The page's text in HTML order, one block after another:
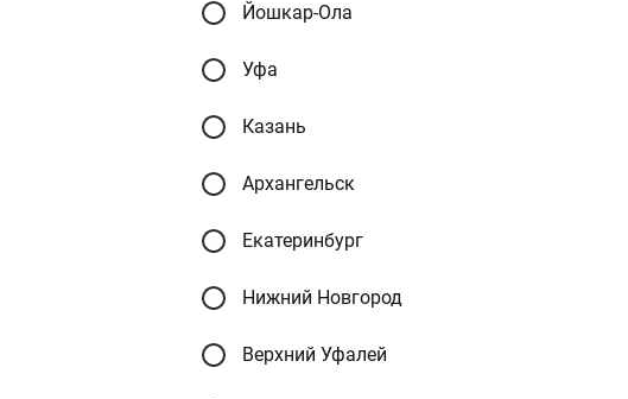
Йошкар-Ола
Уфа
Казань
Архангельск
Екатеринбург
Нижний Новгород
Верхний Уфалей